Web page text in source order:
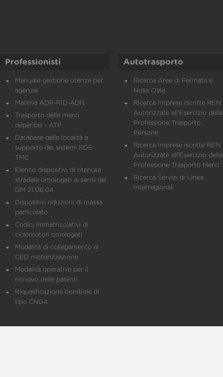
Professionisti
Manuale gestione utenze per
agenzie
Materia ADR-RID-ADN
Trasporto delle merci
deperibili - ATP
Database delle località a
supporto dei sistemi RDS
TMC
Elenco dispositivi di ritenuta
stradale omologati ai sensi del
DM 21.06.04
Dispositivi riduzioni di massa
particolato
Codici immatricolativi di
ciclomotori omologati
Modalità di collegamento al
CED motorizzazione
Modalità operative per il
rinnovo delle patenti
Riqualificazione bombole di
tipo CNG4
Autotrasporto
Ricerca Aree di Fermata e
Nulla Osta
Ricerca Imprese Iscritte REN
Autorizzate all'Esercizio della
Professione Trasporto
Persone
Ricerca Imprese iscritte REN
Autorizzate all'Esercizio della
Professione Trasporto Merci
Ricerca Servizi di Linea
Interregionali